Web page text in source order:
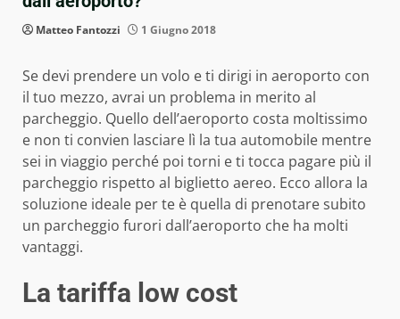
Matteo Fantozzi 1 Giugno 2018
Se devi prendere un volo e ti dirigi in aeroporto con
il tuo mezzo, avrai un problema in merito al
parcheggio. Quello dell’aeroporto costa moltissimo
e non ti convien lasciare lì la tua automobile mentre
sei in viaggio perché poi torni e ti tocca pagare più il
parcheggio rispetto al biglietto aereo. Ecco allora la
soluzione ideale per te è quella di prenotare subito
un parcheggio furori dall’aeroporto che ha molti
vantaggi.
La tariffa low cost